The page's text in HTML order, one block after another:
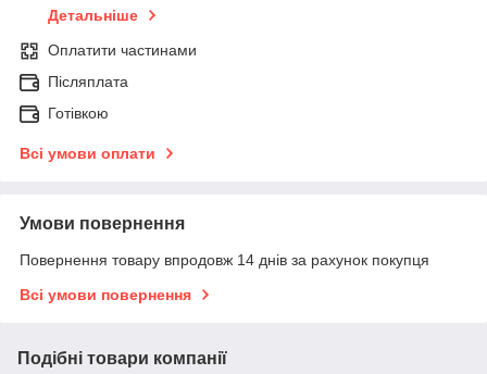
Детальніше
Оплатити частинами
Післяплата
Готівкою
Всі умови оплати
Умови повернення
Повернення товару впродовж 14 днів за рахунок покупця
Всі умови повернення
Подібні товари компанії